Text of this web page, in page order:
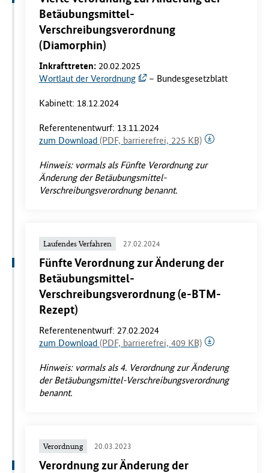
Betäubungsmittel-
Verschreibungsverordnung
(Diamorphin)
Inkrafttreten:20.02.2025
Wortlaut der Verordnung
– Bundesgesetzblatt
Kabinett: 18.12.2024
Referentenentwurf: 13.11.2024
zum Download (PDF, barrierefrei, 225 KB)
Hinweis: vormals als Fünfte Verordnung zur
Änderung der Betäubungsmittel-
Verschreibungsverordnung benannt.
Laufendes Verfahren 27.02.2024
Fünfte Verordnung zur Änderung der
Betäubungsmittel-
Verschreibungsverordnung (e-BTM-
Rezept)
Referentenentwurf: 27.02.2024
zum Download (PDF, barrierefrei, 409 KB)
Hinweis: vormals als 4. Verordnung zur Änderung
der Betäubungsmittel-Verschreibungsverordnung
benannt.
Verordnung 20.03.2023
Verordnung zur Änderung der